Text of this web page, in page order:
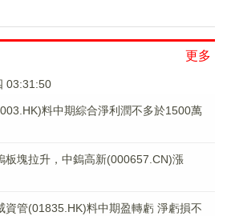
更多
03:31:50
料中期綜合淨利潤不多於1500萬
板塊拉升，中鎢高新(000657.CN)漲
資管(01835.HK)料中期盈轉虧 淨虧損不